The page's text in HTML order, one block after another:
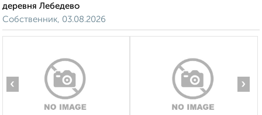
деревня Лебедево
Собственник, 03.08.2026
‹ ›